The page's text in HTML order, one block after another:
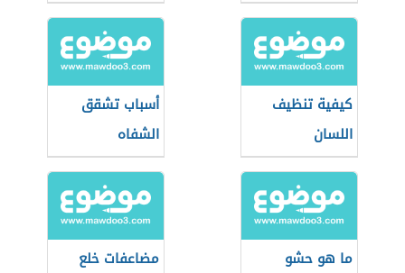
كيفية تنظيف
اللسان
أسباب تشقق
الشفاه
ما هو حشو
مضاعفات خلع